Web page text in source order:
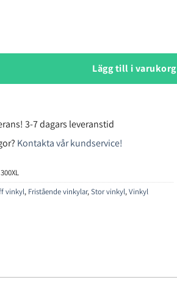
vinlagringsskåp mängd
Lägg till i varukorg
3-7 dagars leveranstid
Kontakta vår kundservice!
vinkyl, Fristående vinkylar,Stor vinkyl,Vinkyl